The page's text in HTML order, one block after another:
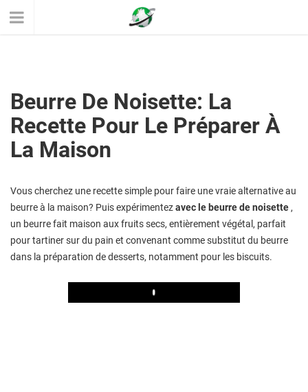
Beurre De Noisette: La
Recette Pour Le Préparer À
La Maison
Vous cherchez une recette simple pour faire une vraie alternative au
beurre à la maison? Puis expérimentezavec le beurre de noisette ,
un beurre fait maison aux fruits secs, entièrement végétal, parfait
pour tartiner sur du pain et convenant comme substitut du beurre
dans la préparation de desserts, notamment pour les biscuits.
Play